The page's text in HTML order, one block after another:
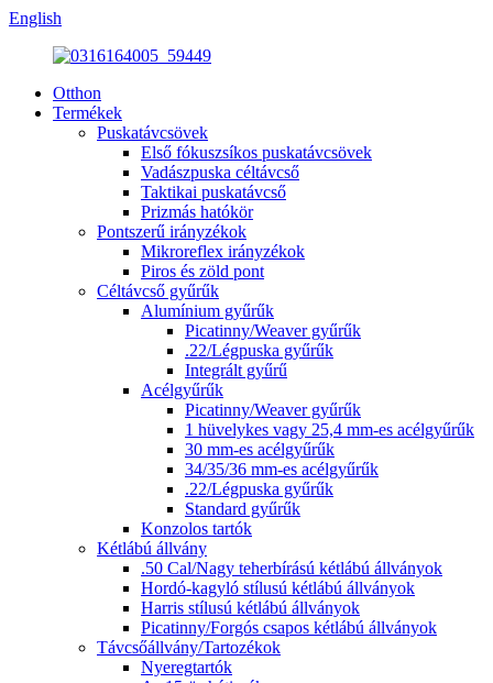
English
Otthon
Termékek
Puskatávcsövek
Első fókuszsíkos puskatávcsövek
Vadászpuska céltávcső
Taktikai puskatávcső
Prizmás hatókör
Pontszerű irányzékok
Mikroreflex irányzékok
Piros és zöld pont
Céltávcső gyűrűk
Alumínium gyűrűk
Picatinny/Weaver gyűrűk
.22/Légpuska gyűrűk
Integrált gyűrű
Acélgyűrűk
Picatinny/Weaver gyűrűk
1 hüvelykes vagy 25,4 mm-es acélgyűrűk
30 mm-es acélgyűrűk
34/35/36 mm-es acélgyűrűk
.22/Légpuska gyűrűk
Standard gyűrűk
Konzolos tartók
Kétlábú állvány
.50 Cal/Nagy teherbírású kétlábú állványok
Hordó-kagyló stílusú kétlábú állványok
Harris stílusú kétlábú állványok
Picatinny/Forgós csapos kétlábú állványok
Távcsőállvány/Tartozékok
Nyeregtartók